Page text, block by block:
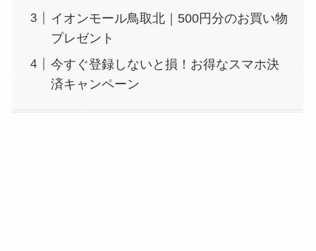
イオンモール鳥取北｜500円分のお買い物
プレゼント
今すぐ登録しないと損！お得なスマホ決
済キャンペーン